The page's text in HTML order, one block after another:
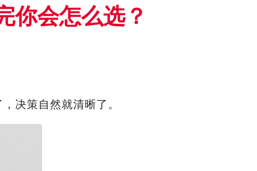
你会怎么选？
决策自然就清晰了。